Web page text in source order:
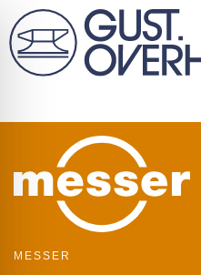
MESSER